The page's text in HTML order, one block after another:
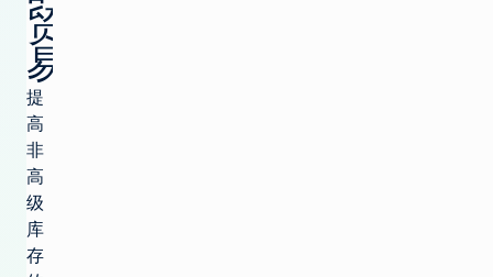
贸
易
提
高
非
高
级
库
存